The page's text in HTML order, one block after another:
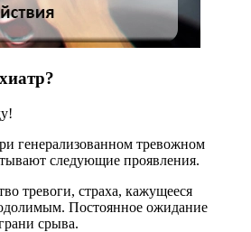
генерализованном тревожном
следующие проявления.
тревоги, страха, кажущееся
Постоянное ожидание
срыва.